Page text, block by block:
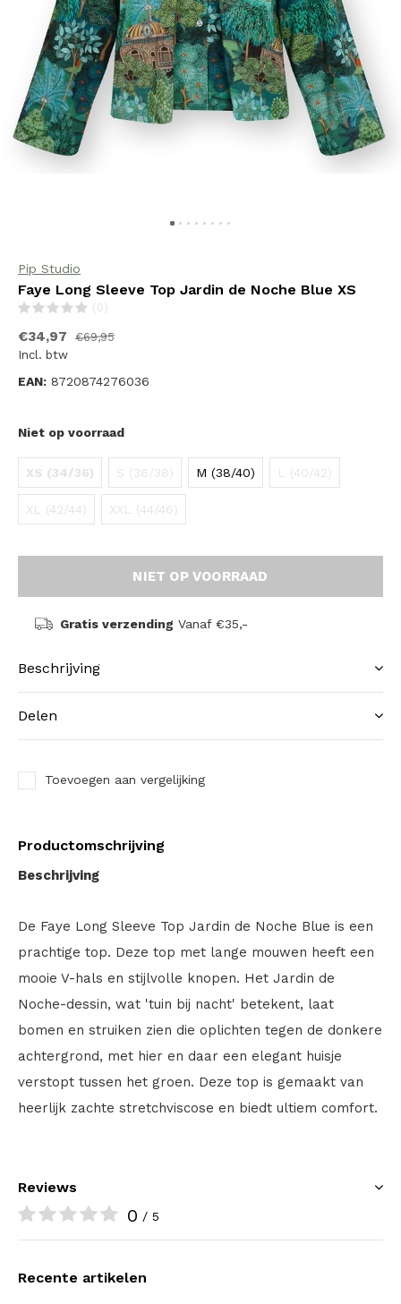
Pip Studio
Faye Long Sleeve Top Jardin de Noche Blue XS
(0)
€34,97
€69,95
Incl. btw
EAN: 8720874276036
Niet op voorraad
XS (34/36) S (36/38) M (38/40) L (40/42)
XL (42/44) XXL (44/46)
NIET OP VOORRAAD
Gratis verzending Vanaf €35,-
Beschrijving
Delen
Toevoegen aan vergelijking
Productomschrijving
Beschrijving
De Faye Long Sleeve Top Jardin de Noche Blue is een
prachtige top. Deze top met lange mouwen heeft een
mooie V-hals en stijlvolle knopen. Het Jardin de
Noche-dessin, wat 'tuin bij nacht' betekent, laat
bomen en struiken zien die oplichten tegen de donkere
achtergrond, met hier en daar een elegant huisje
verstopt tussen het groen. Deze top is gemaakt van
heerlijk zachte stretchviscose en biedt ultiem comfort.
Reviews
0 / 5
Recente artikelen